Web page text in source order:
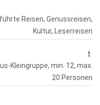
Reisen, Genussreisen,
Kultur, Leserreisen
Kleingruppe, min. 12, max.
20 Personen